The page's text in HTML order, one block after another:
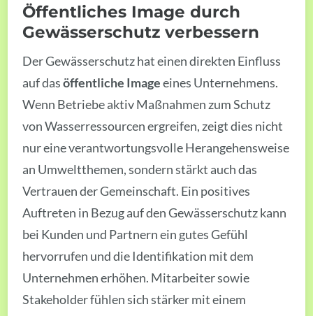
Öffentliches Image durch
Gewässerschutz verbessern
Der Gewässerschutz hat einen direkten Einfluss
auf dasöffentliche Imageeines Unternehmens.
Wenn Betriebe aktiv Maßnahmen zum Schutz
von Wasserressourcen ergreifen, zeigt dies nicht
nur eine verantwortungsvolle Herangehensweise
an Umweltthemen, sondern stärkt auch das
Vertrauen der Gemeinschaft. Ein positives
Auftreten in Bezug auf den Gewässerschutz kann
bei Kunden und Partnern ein gutes Gefühl
hervorrufen und die Identifikation mit dem
Unternehmen erhöhen. Mitarbeiter sowie
Stakeholder fühlen sich stärker mit einem